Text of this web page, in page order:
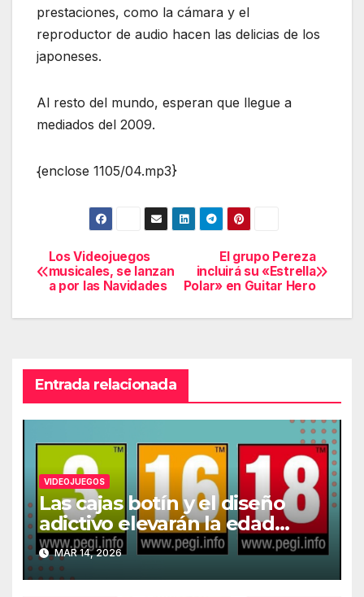
prestaciones, como la cámara y el
reproductor de audio hacen las delicias de los
japoneses.
Al resto del mundo, esperan que llegue a
mediados del 2009.
{enclose 1105/04.mp3}
Navegación
de
El grupo Pereza
incluirá su «Estrella
Polar» en Guitar Hero
Los Videojuegos
musicales, se lanzan
a por las Navidades
Entrada relacionada
VIDEOJUEGOS
Las cajas botín y el diseño
adictivo elevarán la edad
recomendada de los
videojuegos en Europa
MAR 14, 2026